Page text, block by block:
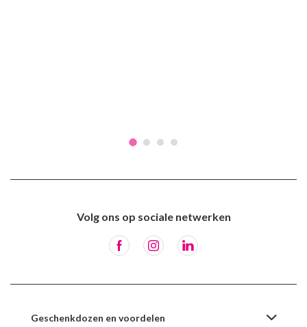
Volg ons op sociale netwerken
Geschenkdozen en voordelen